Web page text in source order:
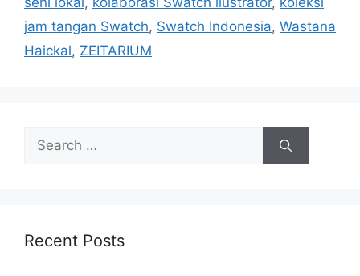
jam tangan Swatch, Swatch Indonesia, Wastana
Haickal, ZEITARIUM
Search
for:
Recent Posts